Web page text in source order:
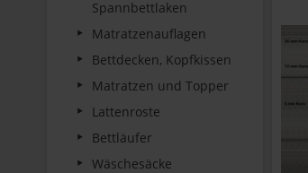
Spannbettlaken
Matratzenauflagen
Bettdecken, Kopfkissen
Matratzen und Topper
Lattenroste
Bettläufer
Wäschesäcke